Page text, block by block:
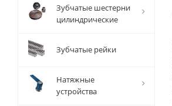
Зубчатые шестерни
цилиндрические
Зубчатые рейки
Натяжные
устройства